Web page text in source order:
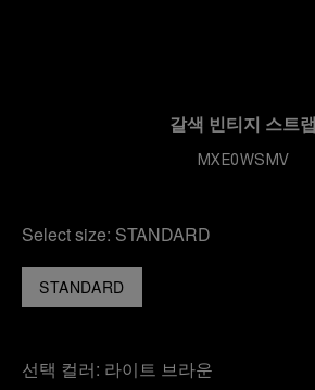
갈색 빈티지 스트랩
MXE0WSMV
Select size: STANDARD
STANDARD
선택 컬러: 라이트 브라운